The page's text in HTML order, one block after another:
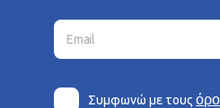
Συμφωνώ με τους